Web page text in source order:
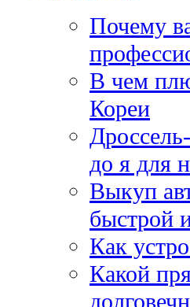
Почему
В чем
Кореи
до я для
Выкуп
быстрой
Как
Какой